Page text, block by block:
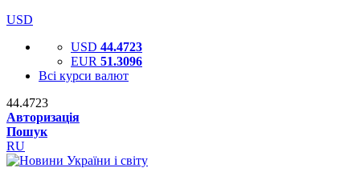
USD
USD 44.4723
EUR 51.3096
Всі курси валют
44.4723
Авторизація
Пошук
RU